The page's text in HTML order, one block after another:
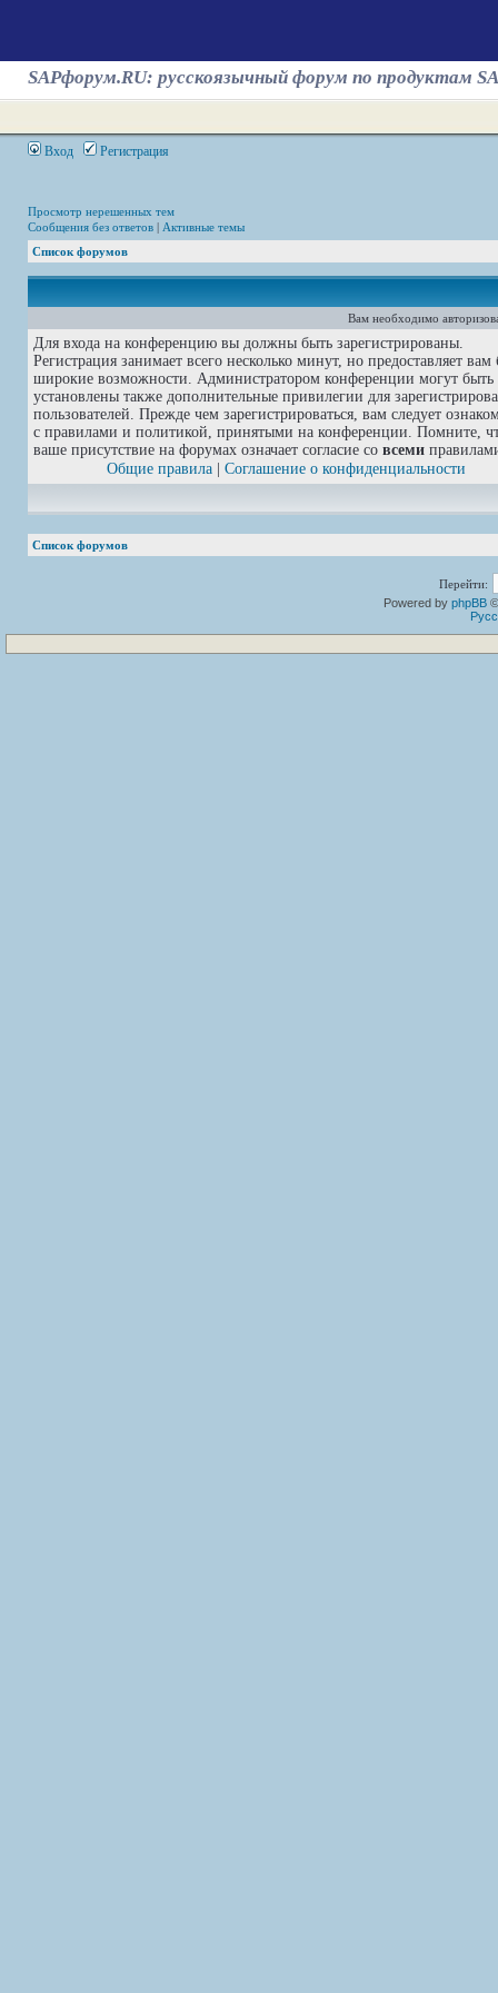
SAPфорум.RU: русскоязычный форум по продуктам
Вход Регистрация
Просмотр нерешенных тем
Сообщения без ответов | Активные темы
Список форумов
Вам необходимо
Для входа на конференцию вы должны быть зарегистрированы.
Регистрация занимает всего несколько минут, но предоставляет вам
широкие возможности. Администратором конференции могут быть
установлены также дополнительные привилегии для
пользователей. Прежде чем зарегистрироваться, вам следует
с правилами и политикой, принятыми на конференции. Помните,
ваше присутствие на форумах означает согласие со всеми
Общие правила
Соглашение о конфиденциальности
Список форумов
Перейти:
Powered by phpBB